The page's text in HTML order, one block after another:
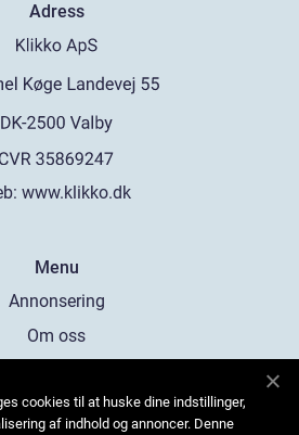
Adress
www.klikko.dk
Menu
Annonsering
Om oss
Kontakta oss
cookies til at huske dine indstillinger,
af indhold og annoncer. Denne